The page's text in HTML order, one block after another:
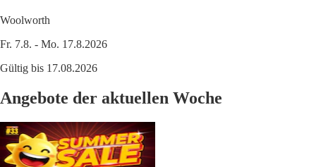
Woolworth
Fr. 7.8. - Mo. 17.8.2026
Gültig bis 17.08.2026
Angebote der aktuellen Woche